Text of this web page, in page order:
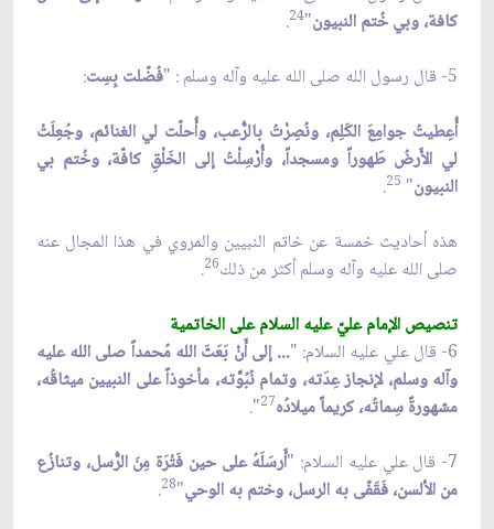
كافة، وبي خُتم النبيون"
24
.
5- قال رسول الله صلى الله عليه وآله وسلم : "
فُضّلت بِسِت:
أُعِطيتُ جوامِعَ الكَلِم، ونُصِرْتُ بالرُّعب، وأُحلّت لي الغنائم، وجُعِلَتْ
لي الأَرضُ طَهوراً ومسجداً، وأُرْسِلْتُ إلى الخَلْقِ كافّة، وخُتم بي
النبيون"
25
.
هذه أحاديث خمسة عن خاتم النبيين والمروي في هذا المجال عنه
صلى الله عليه وآله وسلم أكثر من ذلك26
.
تنصيص الإمام عليّ عليه السلام على الخاتمية
6- قال علي عليه السلام: "
... إلى أَنْ بَعَثَ الله مُحمداً صلى الله عليه
وآله وسلم، لإنجاز عِدَته، وتمام نُبُوَّته، مأخوذاً على النبيين ميثاقُه،
مشهورةً سِماتُه، كريماً ميلادُه27
".
7- قال علي عليه السلام: "
أَرسَلَهُ على حين فَتْرَة مِنَ الرُّسل، وتنازُع
من الألسن، فَقَفّى به الرسل، وختم به الوحي"
28
.